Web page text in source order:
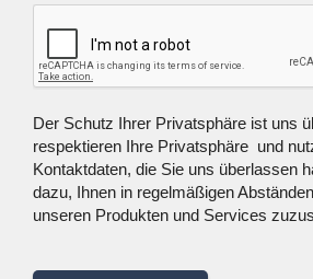
Der Schutz Ihrer Privatsphäre ist uns
respektieren Ihre Privatsphäre und
Kontaktdaten, die Sie uns überlassen
dazu, Ihnen in regelmäßigen
unseren Produkten und Services